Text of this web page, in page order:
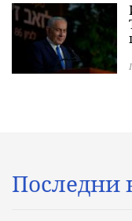
Последни